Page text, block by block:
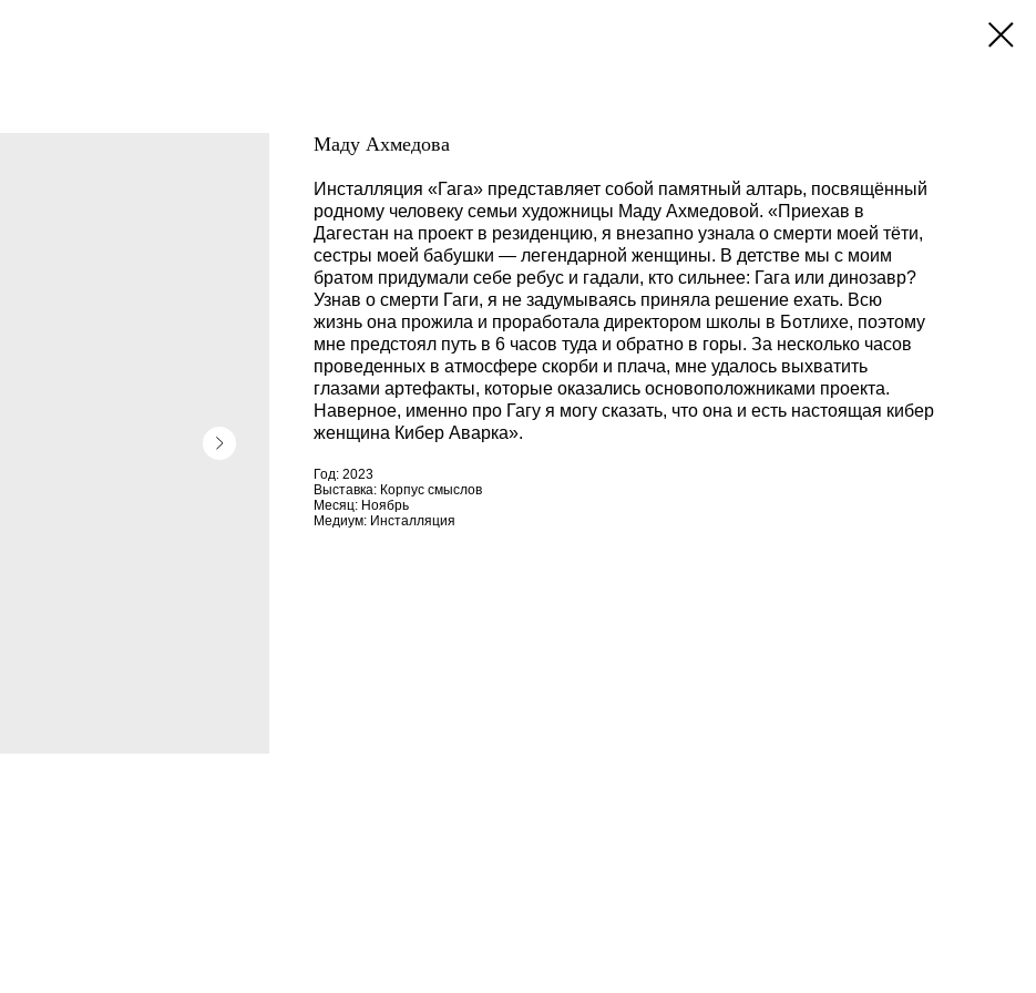
Маду Ахмедова
Инсталляция «Гага» представляет собой памятный алтарь, посвящённый
родному человеку семьи художницы Маду Ахмедовой. «Приехав в
Дагестан на проект в резиденцию, я внезапно узнала о смерти моей тёти,
сестры моей бабушки — легендарной женщины. В детстве мы с моим
братом придумали себе ребус и гадали, кто сильнее: Гага или динозавр?
Узнав о смерти Гаги, я не задумываясь приняла решение ехать. Всю
жизнь она прожила и проработала директором школы в Ботлихе, поэтому
мне предстоял путь в 6 часов туда и обратно в горы. За несколько часов
проведенных в атмосфере скорби и плача, мне удалось выхватить
глазами артефакты, которые оказались основоположниками проекта.
Наверное, именно про Гагу я могу сказать, что она и есть настоящая кибер
женщина Кибер Аварка».
Год: 2023
Выставка: Корпус смыслов
Месяц: Ноябрь
Медиум: Инсталляция